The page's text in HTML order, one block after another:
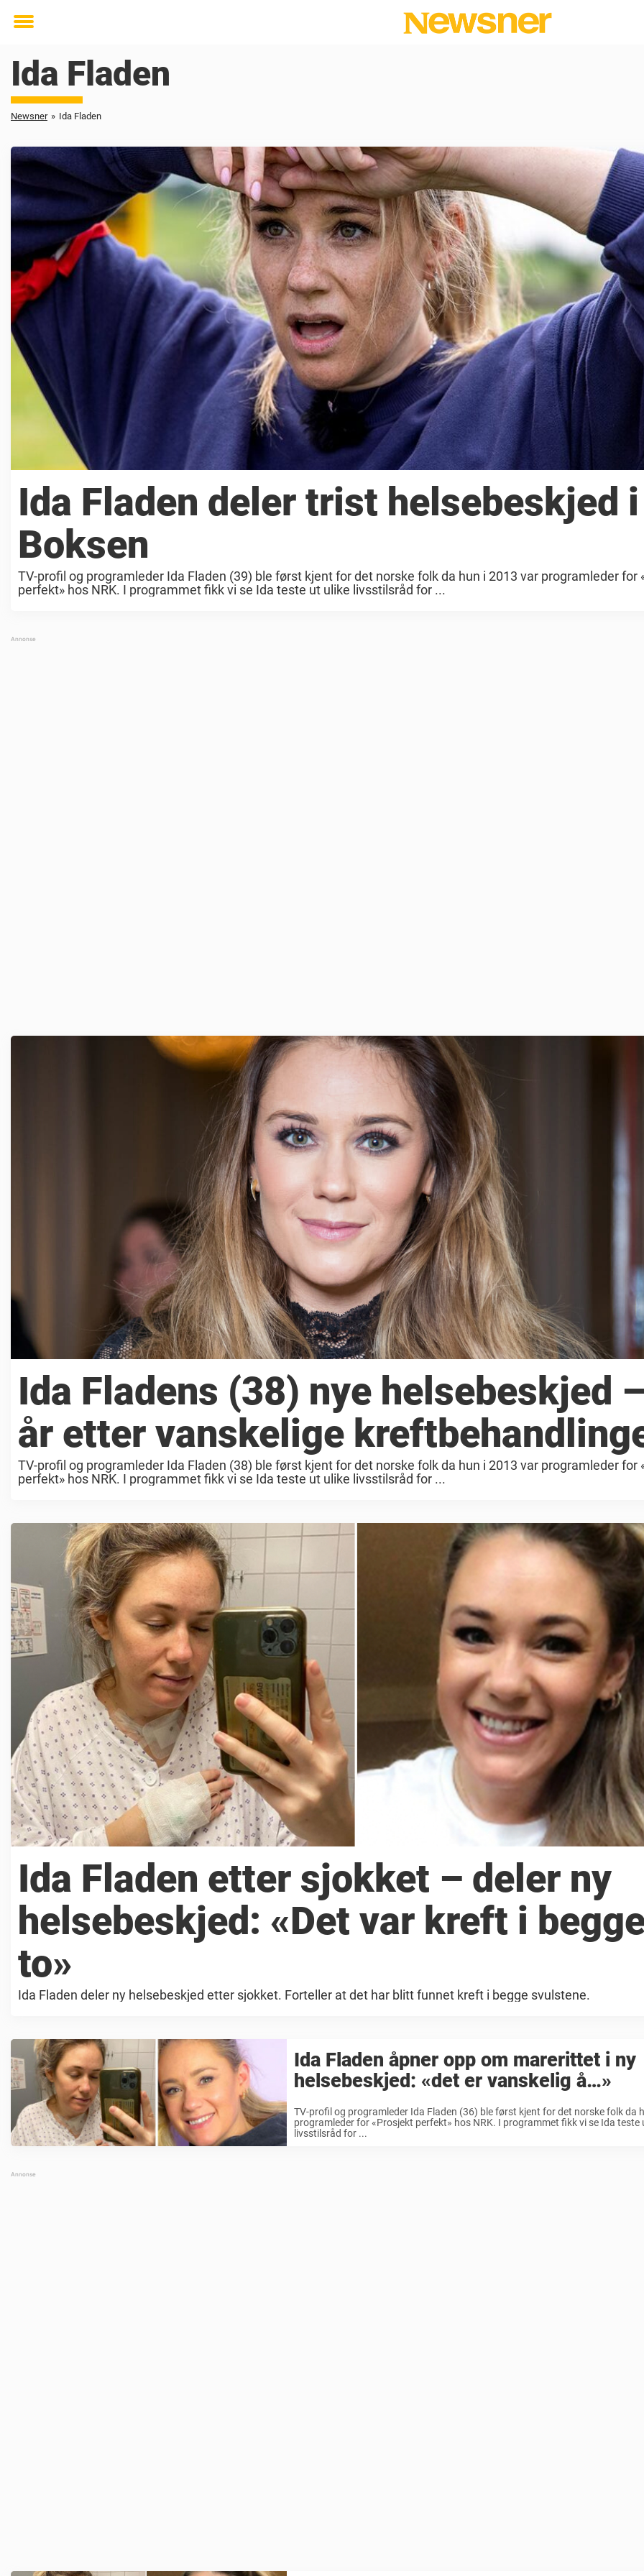
Toggle
Ida Fladen
Newsner » Ida Fladen
Ida Fladen deler trist helsebeskjed i
Boksen
TV-profil og programleder Ida Fladen (39) ble først kjent for det norske folk da hun i 2013 var programleder for
perfekt» hos NRK. I programmet fikk vi se Ida teste ut ulike livsstilsråd for ...
Ida Fladens (38) nye helsebeskjed
år etter vanskelige
TV-profil og programleder Ida Fladen (38) ble først kjent for det norske folk da hun i 2013 var programleder for
perfekt» hos NRK. I programmet fikk vi se Ida teste ut ulike livsstilsråd for ...
Ida Fladen etter sjokket – deler ny
helsebeskjed: «Det var kreft i
to»
Ida Fladen deler ny helsebeskjed etter sjokket. Forteller at det har blitt funnet kreft i begge svulstene.
Ida Fladen åpner opp om marerittet i ny
helsebeskjed: «det er vanskelig å…»
TV-profil og programleder Ida Fladen (36) ble først kjent for det norske folk da
programleder for «Prosjekt perfekt» hos NRK. I programmet fikk vi se Ida teste
livsstilsråd for ...